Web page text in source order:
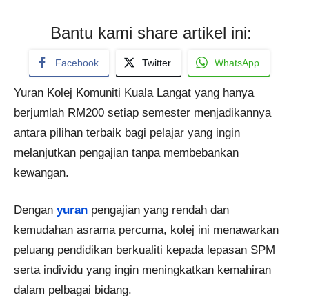
Bantu kami share artikel ini:
Facebook Twitter WhatsApp
Yuran Kolej Komuniti Kuala Langat yang hanya
berjumlah RM200 setiap semester menjadikannya
antara pilihan terbaik bagi pelajar yang ingin
melanjutkan pengajian tanpa membebankan
kewangan.
Dengan yuran pengajian yang rendah dan
kemudahan asrama percuma, kolej ini menawarkan
peluang pendidikan berkualiti kepada lepasan SPM
serta individu yang ingin meningkatkan kemahiran
dalam pelbagai bidang.